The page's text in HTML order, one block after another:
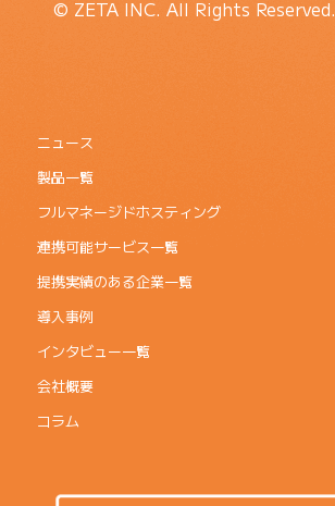
© ZETA INC. All Rights Reserved.
ニュース
製品一覧
フルマネージドホスティング
連携可能サービス一覧
提携実績のある企業一覧
導入事例
インタビュー一覧
会社概要
コラム